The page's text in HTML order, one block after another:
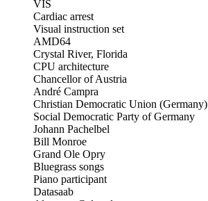
VIS
Cardiac arrest
Visual instruction set
AMD64
Crystal River, Florida
CPU architecture
Chancellor of Austria
André Campra
Christian Democratic Union (Germany)
Social Democratic Party of Germany
Johann Pachelbel
Bill Monroe
Grand Ole Opry
Bluegrass songs
Piano participant
Datasaab